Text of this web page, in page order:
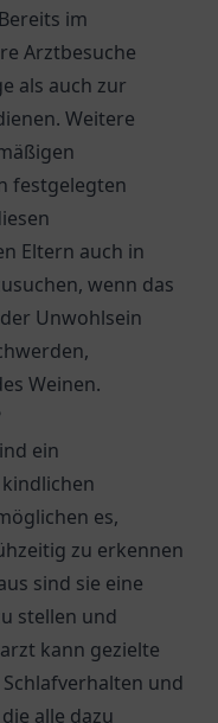
im
Arztbesuche
als auch zur
Weitere
festgelegten
Eltern auch in
wenn das
Unwohlsein
Weinen.
ein
es,
zu erkennen
sind sie eine
stellen und
kann gezielte
und
alle dazu